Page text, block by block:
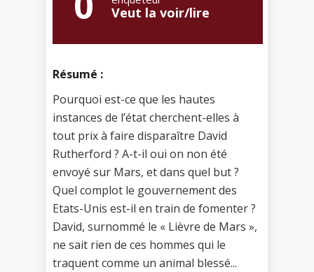
Veut la voir/lire
Résumé :
Pourquoi est-ce que les hautes
instances de l’état cherchent-elles à
tout prix à faire disparaître David
Rutherford ? A-t-il oui on non été
envoyé sur Mars, et dans quel but ?
Quel complot le gouvernement des
Etats-Unis est-il en train de fomenter ?
David, surnommé le « Lièvre de Mars »,
ne sait rien de ces hommes qui le
traquent comme un animal blessé...